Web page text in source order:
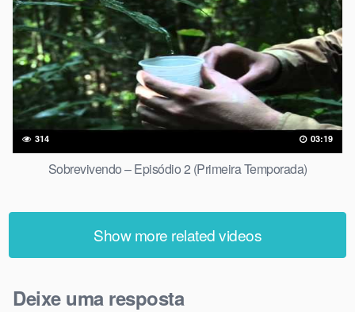
314 03:19
Sobrevivendo – Episódio 2 (Primeira Temporada)
Show more related videos
Deixe uma resposta